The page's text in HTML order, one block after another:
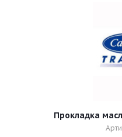
Прокладка